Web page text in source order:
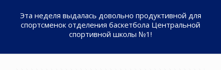
Эта неделя выдалась довольно продуктивной для
спортсменок отделения баскетбола Центральной
спортивной школы №1!